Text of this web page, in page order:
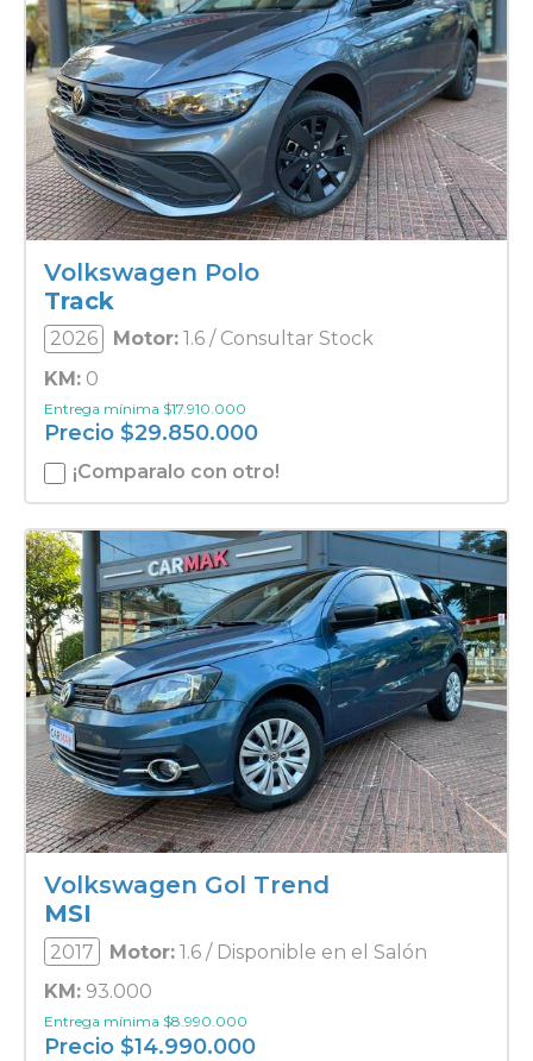
Volkswagen Polo
Track
2026 Motor: 1.6 / Consultar Stock
KM: 0
Entrega mínima $17.910.000
Precio $29.850.000
¡Comparalo con otro!
Volkswagen Gol Trend
MSI
2017 Motor: 1.6 / Disponible en el Salón
KM: 93.000
Entrega mínima $8.990.000
Precio $14.990.000